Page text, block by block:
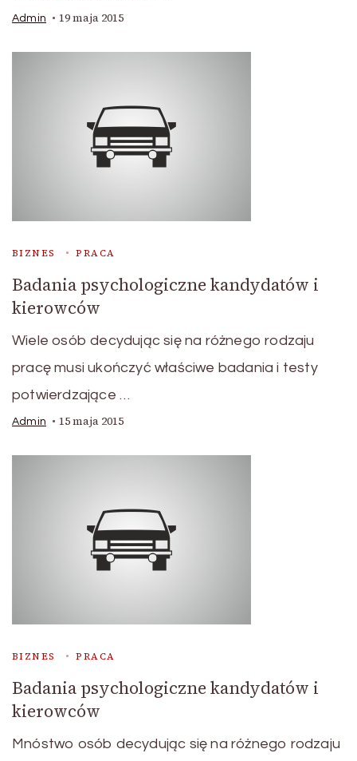
Admin 19 maja 2015
BIZNES PRACA
Badania psychologiczne kandydatów i
kierowców
Wiele osób decydując się na różnego rodzaju
pracę musi ukończyć właściwe badania i testy
potwierdzające …
Admin 15 maja 2015
BIZNES PRACA
Badania psychologiczne kandydatów i
kierowców
Mnóstwo osób decydując się na różnego rodzaju